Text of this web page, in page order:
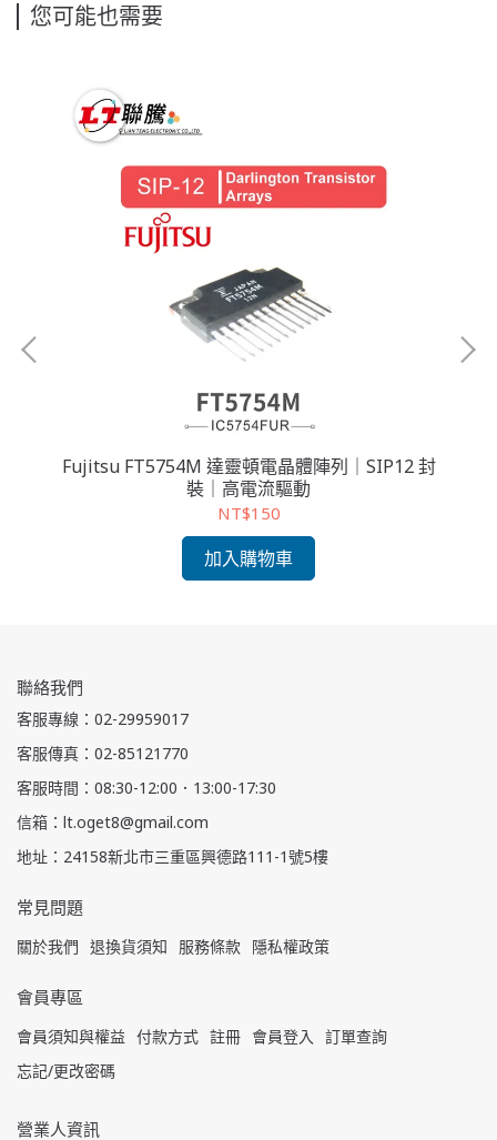
您可能也需要
Fujitsu FT5754M 達靈頓電晶體陣列｜SIP12 封
裝｜高電流驅動
NT$150
加入購物車
聯絡我們
客服專線：02-29959017
客服傳真：02-85121770
客服時間：08:30-12:00．13:00-17:30
信箱：lt.oget8@gmail.com
地址：24158新北市三重區興德路111-1號5樓
常見問題
關於我們 退換貨須知 服務條款 隱私權政策
會員專區
會員須知與權益 付款方式 註冊 會員登入
訂單查詢
忘記/更改密碼
營業人資訊